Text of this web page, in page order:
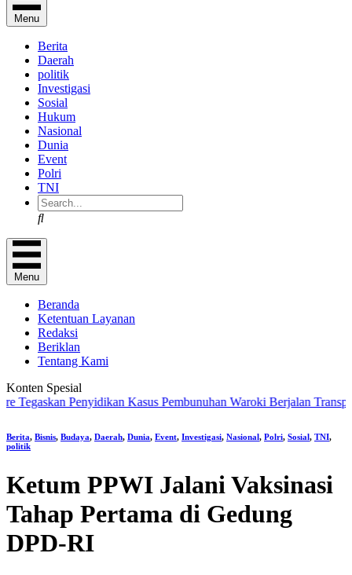
Menu
Berita
Daerah
politik
Investigasi
Sosial
Hukum
Nasional
Dunia
Event
Polri
TNI
Search
Menu
Beranda
Ketentuan Layanan
Redaksi
Beriklan
Tentang Kami
Konten Spesial
Penyidikan Kasus Pembunuhan Waroki Berjalan Transparan
Berita, Bisnis, Budaya, Daerah, Dunia, Event, Investigasi, Nasional, Polri, Sosial, TNI,
politik
Ketum PPWI Jalani Vaksinasi
Tahap Pertama di Gedung
DPD-RI